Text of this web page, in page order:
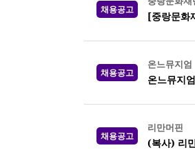
채용공고
[중랑문화
채용공고
온느뮤지엄
온느뮤지
채용공고
리만머핀
(복사) 리